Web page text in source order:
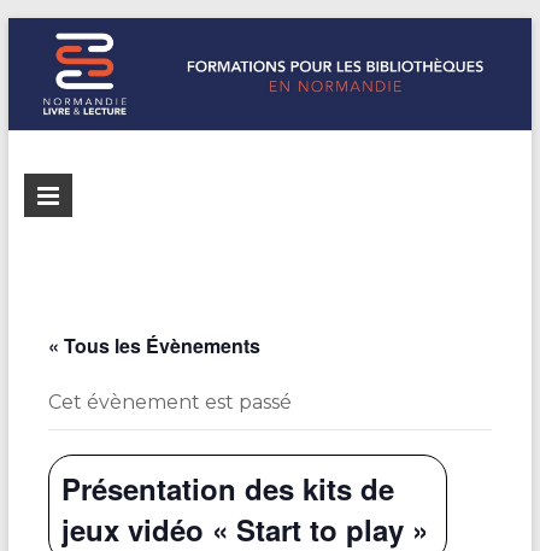
Formations
Normandie
Normandie
Livre &
bibliothèques
« Tous les Évènements
Cet évènement est passé
Présentation des kits de
jeux vidéo « Start to play »